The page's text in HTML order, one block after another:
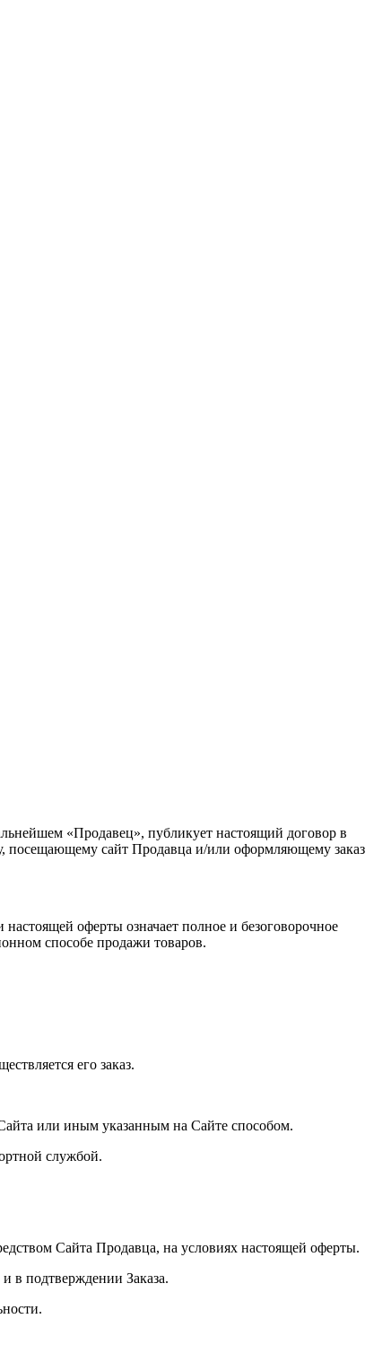
«Продавец», публикует настоящий договор в
посещающему сайт Продавца и/или оформляющему заказ
оферты означает полное и безоговорочное
способе продажи товаров.
его заказ.
или иным указанным на Сайте способом.
службой.
Сайта Продавца, на условиях настоящей оферты.
в подтверждении Заказа.